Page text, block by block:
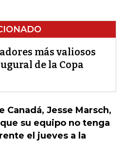
más valiosos
de la Copa
Canadá, Jesse Marsch,
su equipo no tenga
el jueves a la